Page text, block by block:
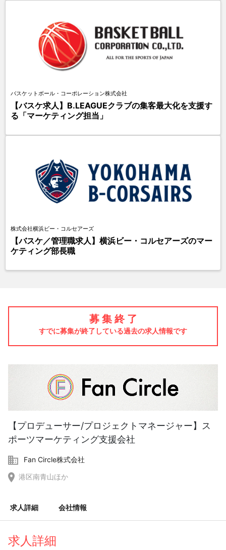
バスケットボール・コーポレーション株式会社
【バスケ求人】B.LEAGUEクラブの集客最大化を支援す
る「マーケティング担当」
株式会社横浜ビー・コルセアーズ
【バスケ／管理職求人】横浜ビー・コルセアーズのマー
ケティング部長職
募 集 終 了
すでに募集が終了している過去の求人情報です
【プロデューサー/プロジェクトマネージャー】ス
ポーツマーケティング支援会社
Fan Circle株式会社
港区南青山ほか
求人詳細 会社情報
求人詳細